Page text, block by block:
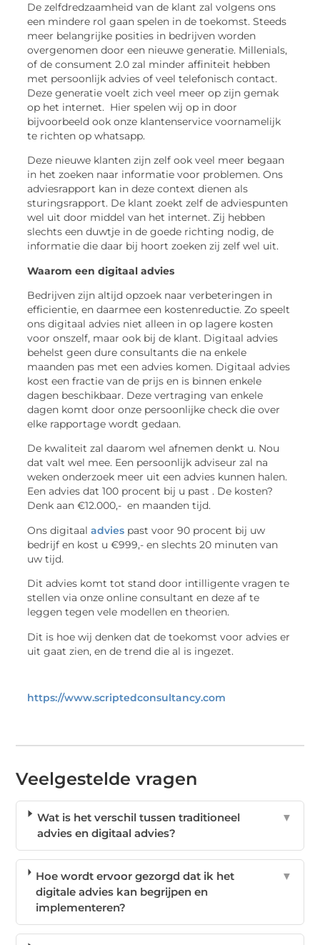
De zelfdredzaamheid van de klant zal volgens ons
een mindere rol gaan spelen in de toekomst. Steeds
meer belangrijke posities in bedrijven worden
overgenomen door een nieuwe generatie. Millenials,
of de consument 2.0 zal minder affiniteit hebben
met persoonlijk advies of veel telefonisch contact.
Deze generatie voelt zich veel meer op zijn gemak
op het internet. Hier spelen wij op in door
bijvoorbeeld ook onze klantenservice voornamelijk
te richten op whatsapp.
Deze nieuwe klanten zijn zelf ook veel meer begaan
in het zoeken naar informatie voor problemen. Ons
adviesrapport kan in deze context dienen als
sturingsrapport. De klant zoekt zelf de adviespunten
wel uit door middel van het internet. Zij hebben
slechts een duwtje in de goede richting nodig, de
informatie die daar bij hoort zoeken zij zelf wel uit.
Waarom een digitaal advies
Bedrijven zijn altijd opzoek naar verbeteringen in
efficientie, en daarmee een kostenreductie. Zo speelt
ons digitaal advies niet alleen in op lagere kosten
voor onszelf, maar ook bij de klant. Digitaal advies
behelst geen dure consultants die na enkele
maanden pas met een advies komen. Digitaal advies
kost een fractie van de prijs en is binnen enkele
dagen beschikbaar. Deze vertraging van enkele
dagen komt door onze persoonlijke check die over
elke rapportage wordt gedaan.
De kwaliteit zal daarom wel afnemen denkt u. Nou
dat valt wel mee. Een persoonlijk adviseur zal na
weken onderzoek meer uit een advies kunnen halen.
Een advies dat 100 procent bij u past . De kosten?
Denk aan €12.000,- en maanden tijd.
Ons digitaaladvies past voor 90 procent bij uw
bedrijf en kost u €999,- en slechts 20 minuten van
uw tijd.
Dit advies komt tot stand door intilligente vragen te
stellen via onze online consultant en deze af te
leggen tegen vele modellen en theorien.
Dit is hoe wij denken dat de toekomst voor advies er
uit gaat zien, en de trend die al is ingezet.
https://www.scriptedconsultancy.com
Veelgestelde vragen
Wat is het verschil tussen traditioneel
advies en digitaal advies?
▼
Hoe wordt ervoor gezorgd dat ik het
digitale advies kan begrijpen en
implementeren?
▼